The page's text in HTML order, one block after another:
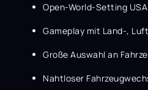
Open-World-Setting USA.
Gameplay mit Land-,
Große Auswahl an
Nahtloser